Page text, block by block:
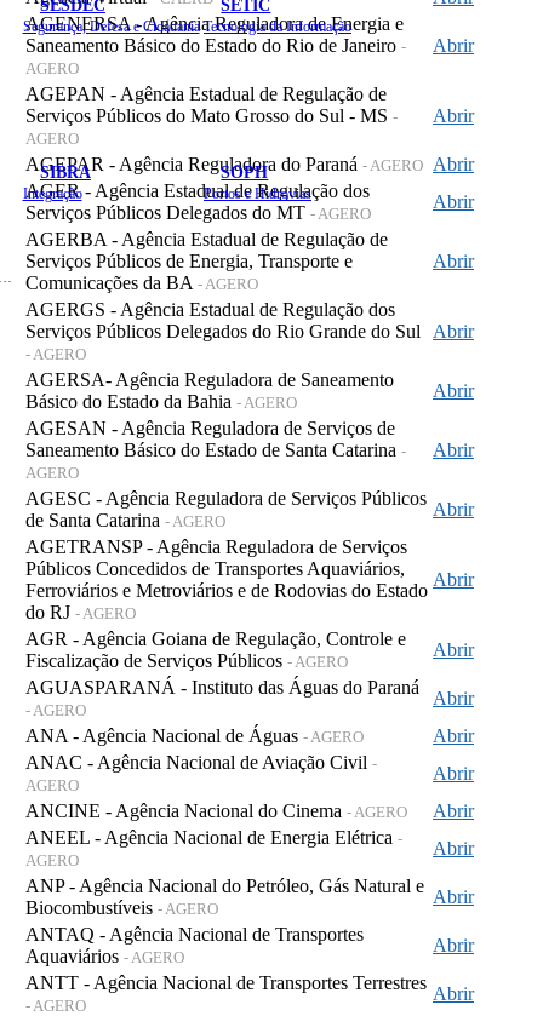
SESDEC
Segurança, Defesa e Cidadania
SETIC
Tecnologia da Informação
SIBRA
Integração
SOPH
Portos e Hidrovias
AGENERSA - Agência Reguladora de Energia e
Saneamento Básico do Estado do Rio de Janeiro -
AGERO
Abrir
AGEPAN - Agência Estadual de Regulação de
Serviços Públicos do Mato Grosso do Sul - MS -
AGERO
Abrir
AGEPAR - Agência Reguladora do Paraná - AGERO Abrir
AGER - Agência Estadual de Regulação dos
Serviços Públicos Delegados do MT - AGERO
Abrir
AGERBA - Agência Estadual de Regulação de
Serviços Públicos de Energia, Transporte e
Comunicações da BA - AGERO
Abrir
AGERGS - Agência Estadual de Regulação dos
Serviços Públicos Delegados do Rio Grande do Sul
- AGERO
Abrir
AGERSA- Agência Reguladora de Saneamento
Básico do Estado da Bahia - AGERO
Abrir
AGESAN - Agência Reguladora de Serviços de
Saneamento Básico do Estado de Santa Catarina -
AGERO
Abrir
AGESC - Agência Reguladora de Serviços Públicos
de Santa Catarina - AGERO
Abrir
AGETRANSP - Agência Reguladora de Serviços
Públicos Concedidos de Transportes Aquaviários,
Ferroviários e Metroviários e de Rodovias do Estado
do RJ - AGERO
Abrir
AGR - Agência Goiana de Regulação, Controle e
Fiscalização de Serviços Públicos - AGERO
Abrir
AGUASPARANÁ - Instituto das Águas do Paraná
- AGERO
Abrir
ANA - Agência Nacional de Águas - AGERO
Abrir
ANAC - Agência Nacional de Aviação Civil -
AGERO
Abrir
ANCINE - Agência Nacional do Cinema - AGERO
Abrir
ANEEL - Agência Nacional de Energia Elétrica -
AGERO
Abrir
ANP - Agência Nacional do Petróleo, Gás Natural e
Biocombustíveis - AGERO
Abrir
ANTAQ - Agência Nacional de Transportes
Aquaviários - AGERO
Abrir
ANTT - Agência Nacional de Transportes Terrestres
- AGERO
Abrir